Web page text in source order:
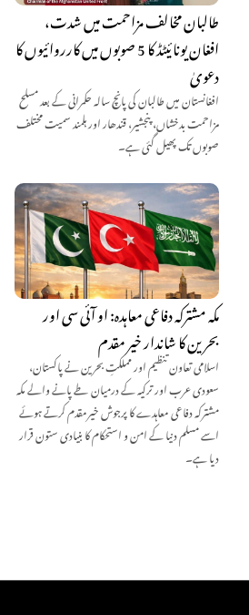
طالبان مخالف مزاحمت میں شدت،
افغان یونائیٹڈ کا 5 صوبوں میں کارروائیوں کا
دعویٰ
افغانستان میں طالبان کی پانچ سالہ حکمرانی کے بعد مسلح
مزاحمت بدخشاں، پنجشیر، قندھار اور ہلمند سمیت مختلف
صوبوں تک پھیل گئی ہے۔
مکہ مشترکہ دفاعی معاہدہ: او آئی سی اور
بحرین کا شاندار خیر مقدم
اسلامی تعاون تنظیم اور مملکتِ بحرین نے پاکستان،
سعودی عرب اور ترکیہ کے درمیان طے پانے والے مکہ
مشترکہ دفاعی معاہدے کا پرجوش خیرمقدم کرتے ہوئے
اسے مسلم دنیا کے امن و استحکام کا بنیادی ستون قرار
دیا ہے۔